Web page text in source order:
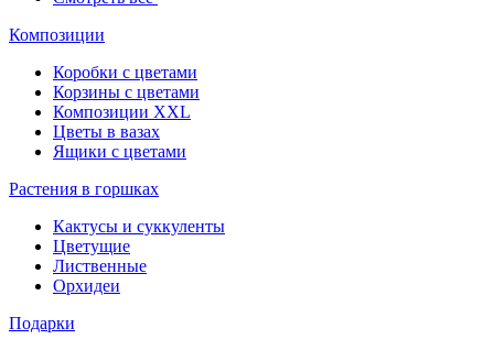
Композиции
Коробки с цветами
Корзины с цветами
Композиции XXL
Цветы в вазах
Ящики с цветами
Растения в горшках
Кактусы и суккуленты
Цветущие
Лиственные
Орхидеи
Подарки